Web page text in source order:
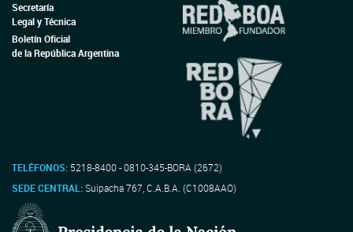
Secretaría
Legal y Técnica
Boletín Oficial
de la República Argentina
TELÉFONOS: 5218-8400 - 0810-345-BORA (2672)
SEDE CENTRAL:Suipacha 767, C.A.B.A. (C1008AAO)